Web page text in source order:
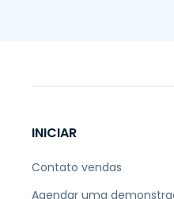
INICIAR
Contato vendas
Agendar uma